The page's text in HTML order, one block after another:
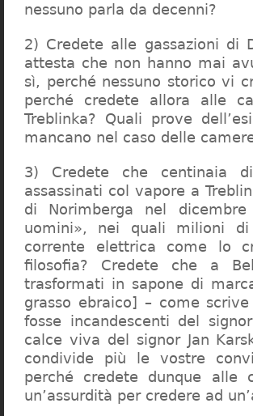
nessuno parla da decenni?
2) Credete alle gassazioni di
attesta che non hanno mai
sì, perché nessuno storico vi
perché credete allora alle
Treblinka? Quali prove
mancano nel caso delle
3) Credete che centinaia
assassinati col vapore a
di Norimberga nel
uomini», nei quali milioni
corrente elettrica come lo
filosofia? Credete che a
trasformati in sapone di
grasso ebraico] – come
fosse incandescenti del
calce viva del signor Jan
condivide più le vostre
perché credete dunque alle
un’assurdità per credere ad